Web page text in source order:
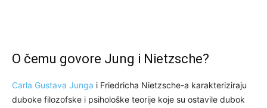
O čemu govore Jung i Nietzsche?
Carla Gustava Junga i Friedricha Nietzsche-a karakteriziraju
duboke filozofske i psihološke teorije koje su ostavile dubok